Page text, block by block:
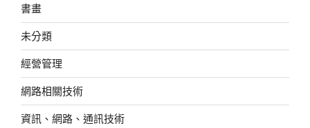
書畫
未分類
經營管理
網路相關技術
資訊、網路、通訊技術